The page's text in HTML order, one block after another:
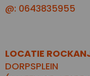
@: 0643835955
LOCATIE
DORPSPLEIN